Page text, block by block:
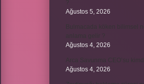
Ağustos 5, 2026
Bulmacada köken bilimsel ne
Ağustos 4, 2026
Ağustos 4, 2026